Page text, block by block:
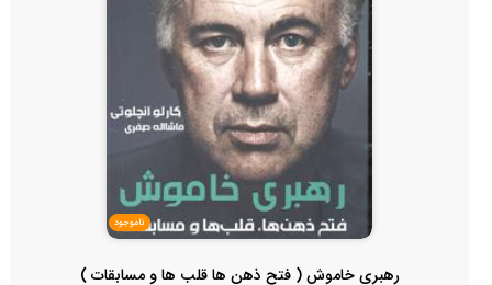
ناموجود
رهبری خاموش ( فتح ذهن ها قلب ها و مسابقات )